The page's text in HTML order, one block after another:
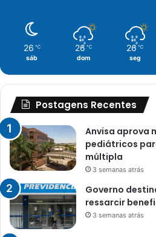
26 ℃
sáb
26 ℃
dom
26 ℃
seg
Postagens Recentes
Anvisa aprova
pediátricos
múltipla
3 semanas atrás
Governo
ressarcir
3 semanas atrás